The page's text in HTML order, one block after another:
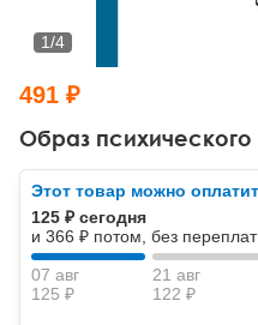
Другие направления
Классический,
НЛП
Социальная психология
Классический и
Образ
1/4
491 ₽
Этот товар можно
125 ₽ сегодня
и 366 ₽ потом, без переплат
07 авг
125 ₽
21 авг
122 ₽